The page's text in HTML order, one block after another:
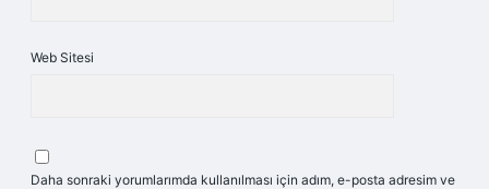
Web Sitesi
Daha sonraki yorumlarımda kullanılması için adım, e-posta adresim ve